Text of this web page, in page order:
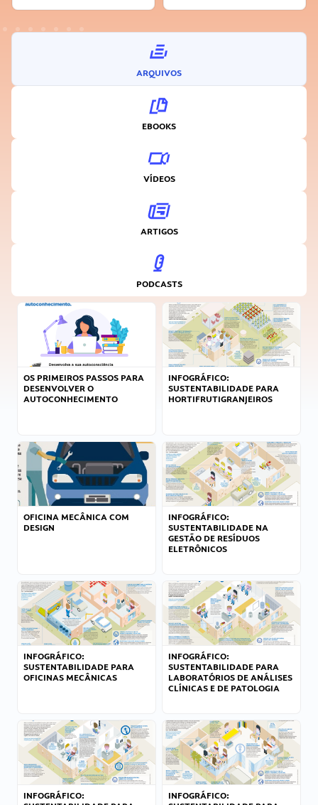
ARQUIVOS
EBOOKS
VÍDEOS
ARTIGOS
PODCASTS
OS PRIMEIROS PASSOS PARA
DESENVOLVER O
AUTOCONHECIMENTO
INFOGRÁFICO:
SUSTENTABILIDADE PARA
HORTIFRUTIGRANJEIROS
OFICINA MECÂNICA COM
DESIGN
INFOGRÁFICO:
SUSTENTABILIDADE NA
GESTÃO DE RESÍDUOS
ELETRÔNICOS
INFOGRÁFICO:
SUSTENTABILIDADE PARA
OFICINAS MECÂNICAS
INFOGRÁFICO:
SUSTENTABILIDADE PARA
LABORATÓRIOS DE ANÁLISES
CLÍNICAS E DE PATOLOGIA
INFOGRÁFICO:
INFOGRÁFICO: